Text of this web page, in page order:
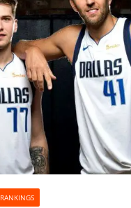
RANKINGS